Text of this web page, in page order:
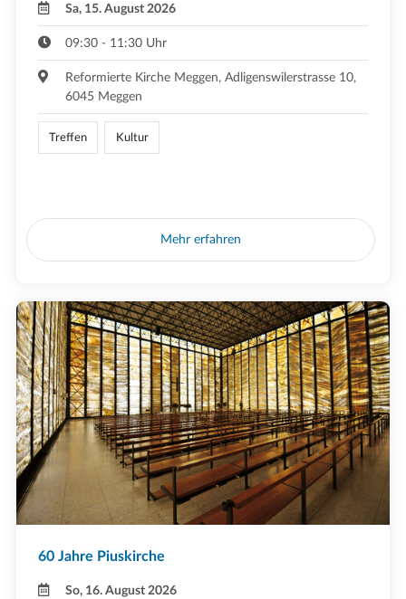
Sa, 15. August 2026
09:30 - 11:30 Uhr
Reformierte Kirche Meggen, Adligenswilerstrasse 10,
6045 Meggen
Treffen Kultur
Mehr erfahren
60 Jahre Piuskirche
So, 16. August 2026